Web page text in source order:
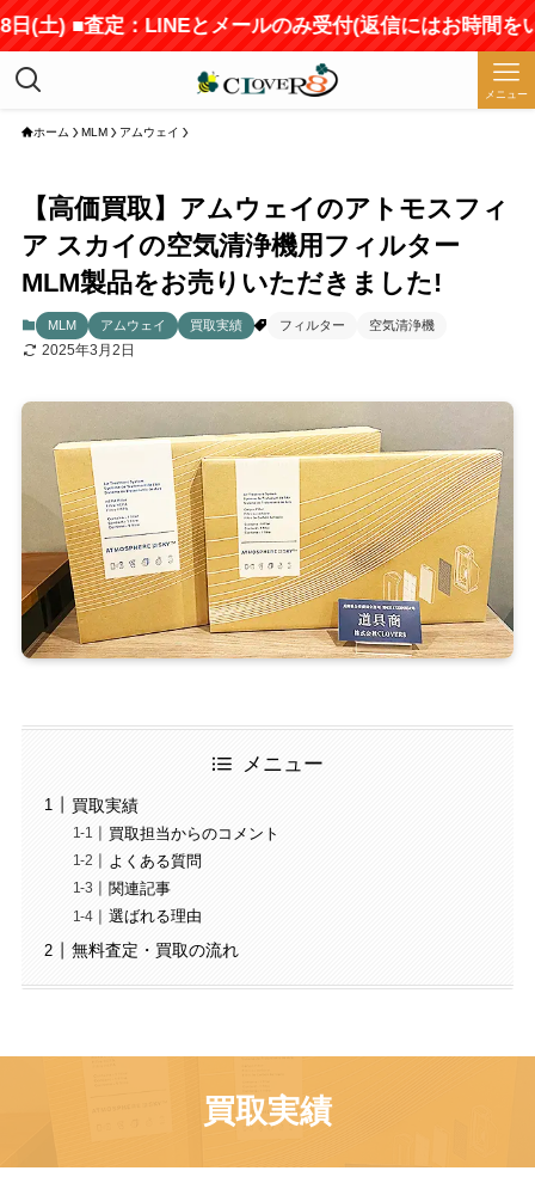
) ■査定：LINEとメールのみ受付(返信にはお時間をいた
メニュー
ホーム MLM アムウェイ
【高価買取】アムウェイのアトモスフィ
ア スカイの空気清浄機用フィルター
MLM製品をお売りいただきました!
MLM アムウェイ 買取実績 フィルター 空気清浄機
2025年3月2日
メニュー
買取実績
買取担当からのコメント
よくある質問
関連記事
選ばれる理由
無料査定・買取の流れ
買取実績